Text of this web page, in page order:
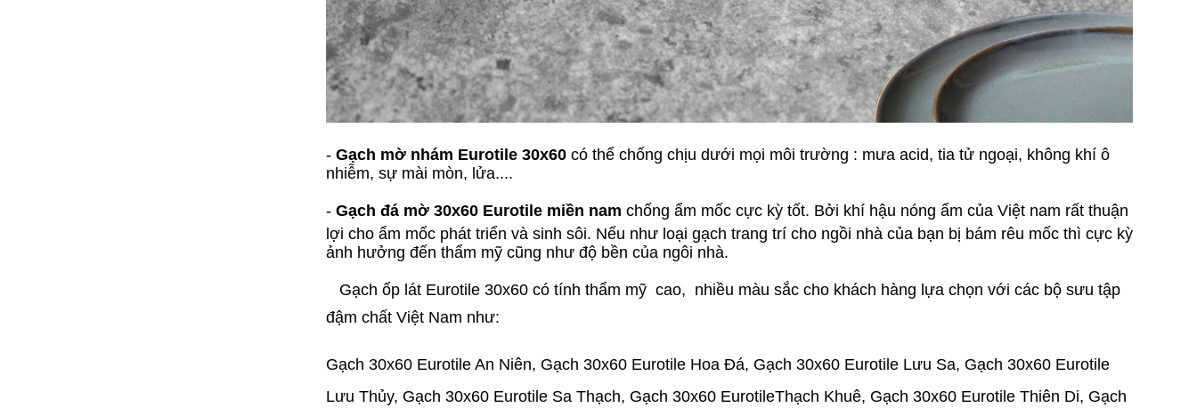
- Gạch mờ nhám Eurotile 30x60 có thể chống chịu dưới mọi môi trường : mưa acid, tia tử ngoại, không khí ô
nhiễm, sự mài mòn, lửa....
- Gạch đá mờ 30x60 Eurotile miền nam chống ẩm mốc cực kỳ tốt. Bởi khí hậu nóng ẩm của Việt nam rất thuận
lợi cho ẩm mốc phát triển và sinh sôi. Nếu như loại gạch trang trí cho ngồi nhà của bạn bị bám rêu mốc thì cực kỳ
ảnh hưởng đến thẩm mỹ cũng như độ bền của ngôi nhà.
Gạch ốp lát Eurotile 30x60 có tính thẩm mỹ cao, nhiều màu sắc cho khách hàng lựa chọn với các bộ sưu tập
đậm chất Việt Nam như:
Gạch 30x60 Eurotile An Niên, Gạch 30x60 Eurotile Hoa Đá, Gạch 30x60 Eurotile Lưu Sa, Gạch 30x60 Eurotile
Lưu Thủy, Gạch 30x60 Eurotile Sa Thạch, Gạch 30x60 EurotileThạch Khuê, Gạch 30x60 Eurotile Thiên Di, Gạch